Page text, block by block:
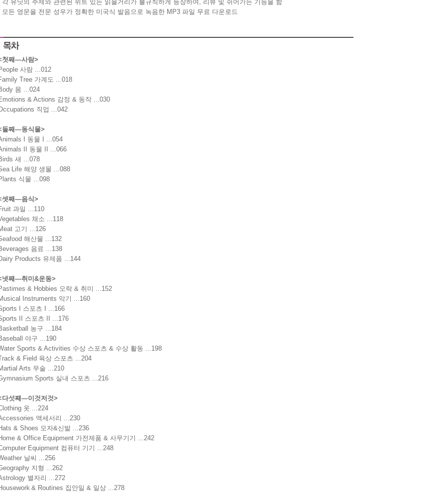
각 유닛의 주제와 관련된 위트 있는 읽을거리가 불규칙하게 등장하여, 리뷰 및 쉬어가는 기능을 함
모든 영문을 전문 성우가 정확한 미국식 발음으로 녹음한 MP3 파일 무료 다운로드
첫째 —사람>
사람 ...012
Tree 가계도 ...018
몸 ...024
& Actions 감정 & 동작 ...030
직업 ...042
둘째 —동식물>
I 동물
...054
II 동물
...066
새 ...078
Life 해양 생물 ...088
식물 ...098
셋째 —음식>
과일 ...110
채소 ...118
고기 ...126
해산물 ...132
음료 ...138
Products 유제품 ...144
넷째 —취미 &운동>
& Hobbies 오락& 취미 ...152
Instruments 악기 ...160
I 스포츠
...166
II 스포츠
...176
농구 ...184
야구 ...190
Sports & Activities 수상 스포츠 & 수상 활동 ...198
& Field 육상 스포츠 ...204
Arts 무술 ...210
Sports 실내 스포츠 ...216
다섯째 —이것저것>
옷 ...224
액세서리 ...230
& Shoes 모자&신발 ...236
& Office Equipment 가전제품 & 사무기기 ...242
Equipment 컴퓨터 기기 ...248
날씨 ...256
지형 ...262
별자리 ...272
& Routines 집안일 & 일상 ...278